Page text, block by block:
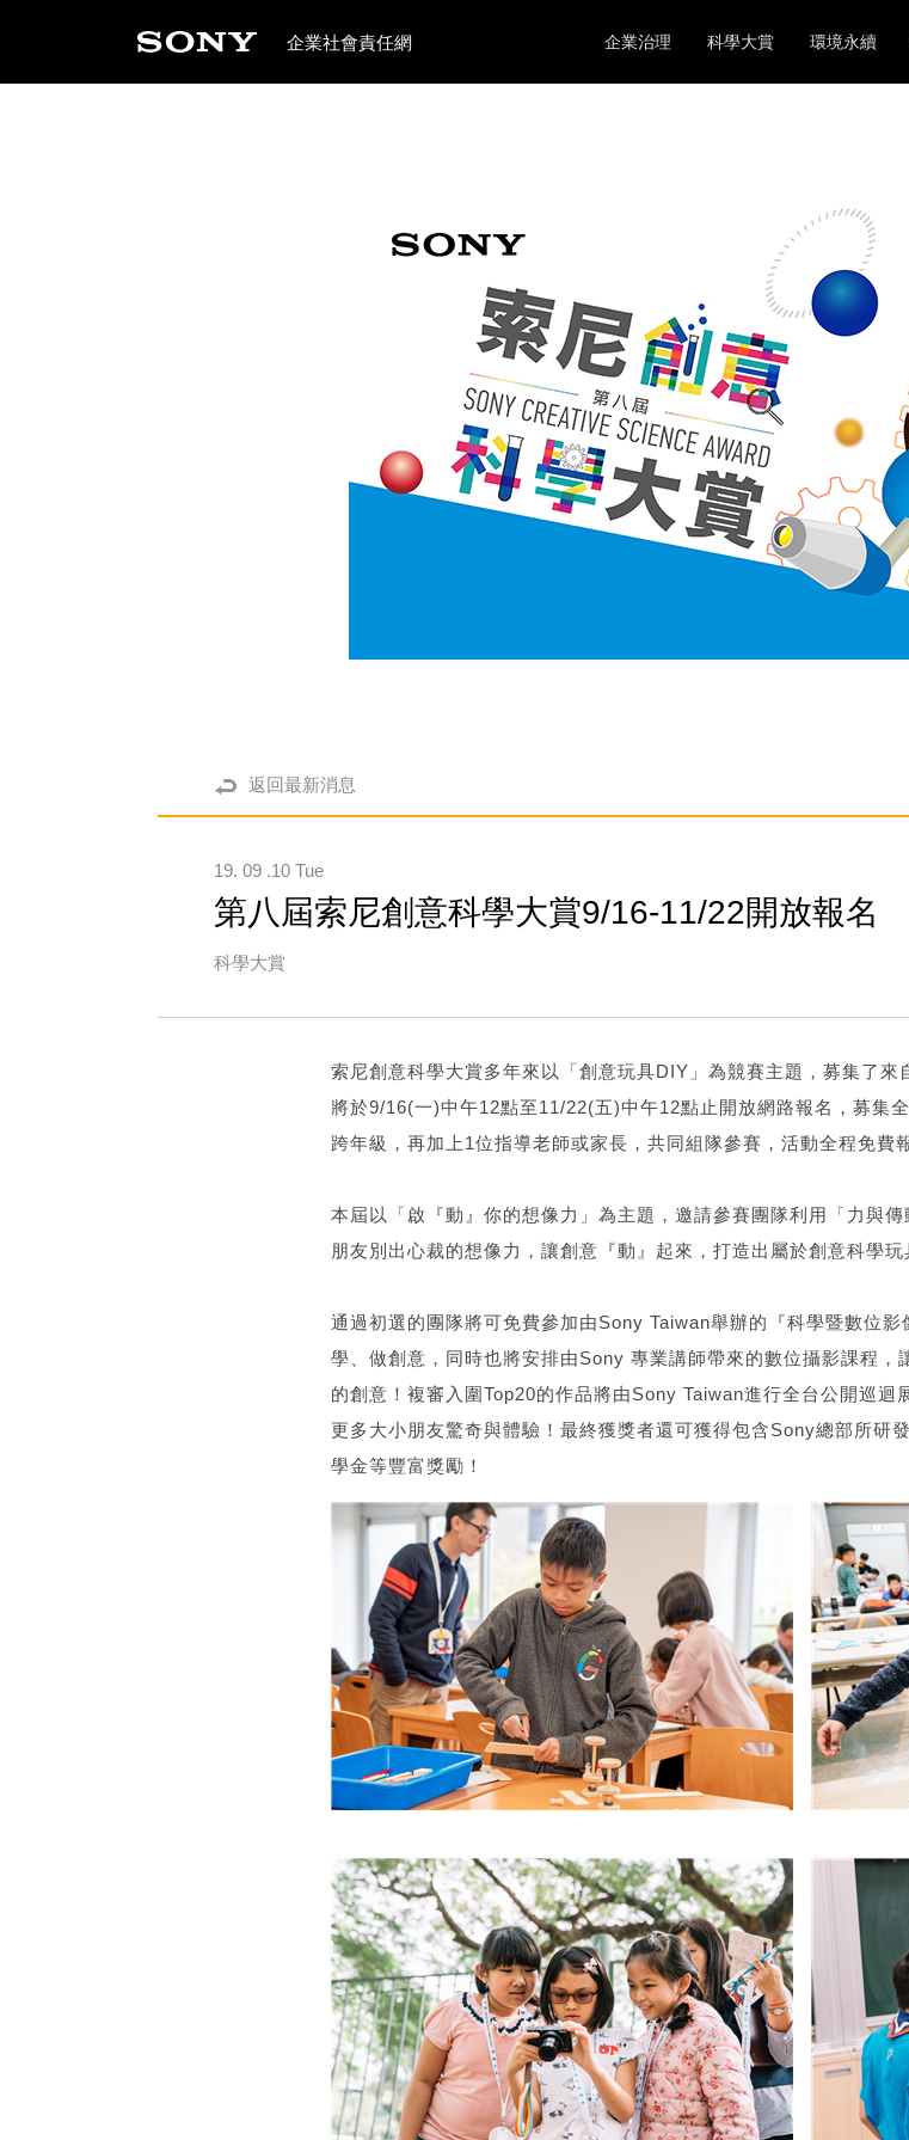
企業社會責任網 企業治理 科學大賞 環境永續
返回最新消息
19. 09 .10 Tue
第八屆索尼創意科學大賞9/16-11/22開放報名
科學大賞
索尼創意科學大賞多年來以「創意玩具DIY」為競賽主題，募集了來
將於9/16(一)中午12點至11/22(五)中午12點止開放網路報名，募集
跨年級，再加上1位指導老師或家長，共同組隊參賽，活動全程免費
本屆以「啟『動』你的想像力」為主題，邀請參賽團隊利用「力與
朋友別出心裁的想像力，讓創意『動』起來，打造出屬於創意科學玩
通過初選的團隊將可免費參加由Sony Taiwan舉辦的『科學暨數位
學、做創意，同時也將安排由Sony 專業講師帶來的數位攝影課程，
的創意！複審入圍Top20的作品將由Sony Taiwan進行全台公開巡迴
更多大小朋友驚奇與體驗！最終獲獎者還可獲得包含Sony總部所研
學金等豐富獎勵！